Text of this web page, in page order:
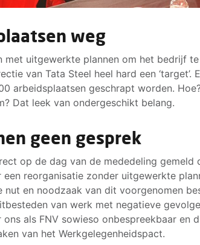
weg
met uitgewerkte plannen om het bedrijf te
van Tata Steel heel hard een ‘target’.
arbeidsplaatsen geschrapt worden.
Dat leek van ondergeschikt belang.
geen gesprek
op de dag van de mededeling gemeld
reorganisatie zonder uitgewerkte
nut en noodzaak van dit voorgenomen
van werk met negatieve
als FNV sowieso onbespreekbaar en
van het Werkgelegenheidspact.